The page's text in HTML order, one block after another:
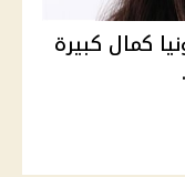
كمال كبيرة